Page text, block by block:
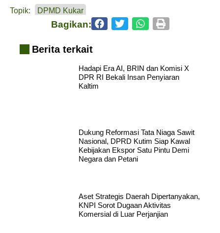
Topik: DPMD Kukar
Bagikan:
Berita terkait
Hadapi Era AI, BRIN dan Komisi X
DPR RI Bekali Insan Penyiaran
Kaltim
Dukung Reformasi Tata Niaga Sawit
Nasional, DPRD Kutim Siap Kawal
Kebijakan Ekspor Satu Pintu Demi
Negara dan Petani
Aset Strategis Daerah Dipertanyakan,
KNPI Sorot Dugaan Aktivitas
Komersial di Luar Perjanjian